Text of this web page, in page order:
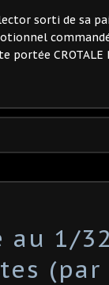
sorti de sa
commandé
CROTALE
au 1/